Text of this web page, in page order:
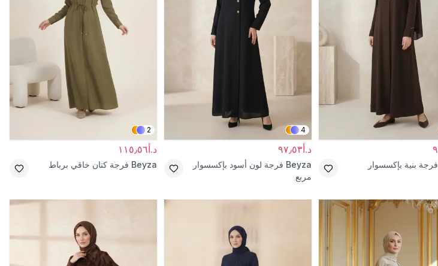
فرجة بنية بإكسسوار
4
د.أ٩٧٫٥٣
Beyza فرجة لون أسود بإكسسوار
مربع
2
د.أ١١٥٫٥٦
Beyza فرجة كتان خاقي برباط